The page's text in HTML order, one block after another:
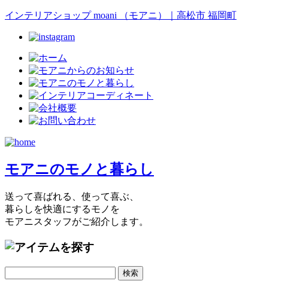
インテリアショップ moani （モアニ）｜高松市 福岡町
モアニのモノと暮らし
送って喜ばれる、使って喜ぶ、
暮らしを快適にするモノを
モアニスタッフがご紹介します。